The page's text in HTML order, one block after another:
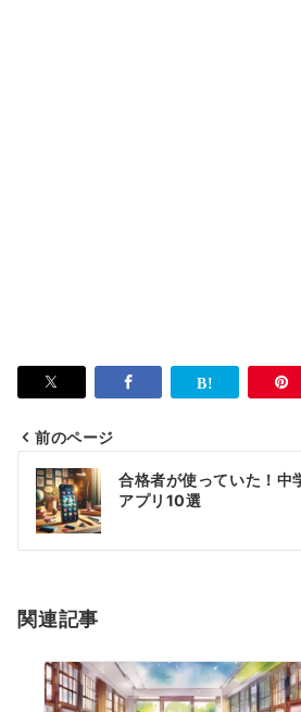
投
稿
ナ
ゲ
前のページ
合格者が使っていた！中
アプリ10選
関連記事